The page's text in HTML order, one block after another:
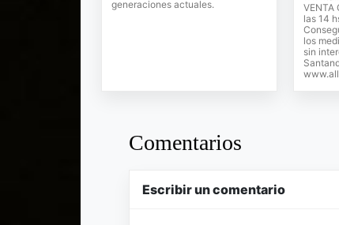
generaciones actuales.
VENTA
las 14
los
sin
Comentarios
Escribir un comentario